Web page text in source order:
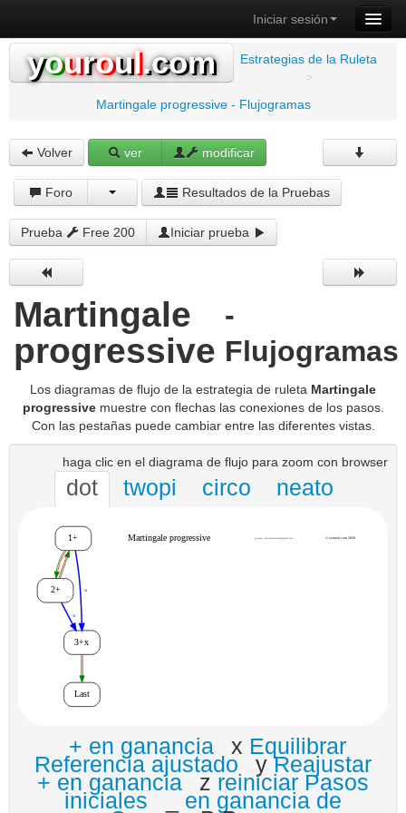
Iniciar sesión
youroul.com
Estrategias de la Ruleta
>
Martingale progressive - Flujogramas
Volver ver modificar
Foro Resultados de la Pruebas
Prueba Free 200 Iniciar prueba
Martingale
progressive
-
Flujogramas
Los diagramas de flujo de la estrategia de ruleta Martingale
progressivemuestre con flechas las conexiones de los pasos.
Con las pestañas puede cambiar entre las diferentes vistas.
haga clic en el diagrama de flujo para zoom con browser
dot twopi circo neato
+ en ganancia x Equilibrar
Referencia ajustado yReajustar
+ en ganancia z reiniciar Pasos
iniciales en ganancia de